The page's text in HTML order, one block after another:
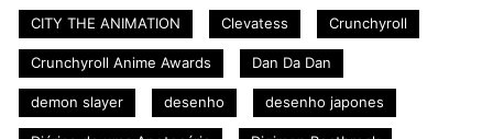
CITY THE ANIMATION Clevatess Crunchyroll
Crunchyroll Anime Awards Dan Da Dan
demon slayer desenho desenho japones